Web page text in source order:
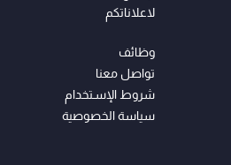
لاعلاناتكم
وظائف
تواصل معنا
شروط الإسـتخدام
سياسة الخصوصية